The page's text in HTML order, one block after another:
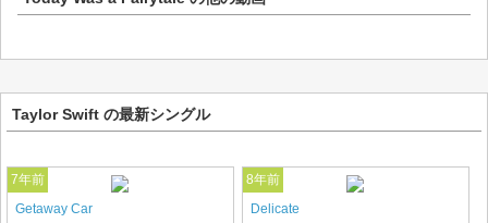
Taylor Swift の最新シングル
7年前
Getaway Car
8年前
Delicate